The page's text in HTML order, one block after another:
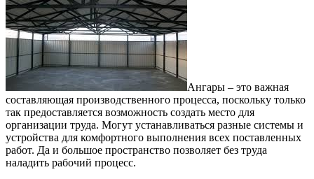
Ангары – это важная
составляющая производственного процесса, поскольку только
так предоставляется возможность создать место для
организации труда. Могут устанавливаться разные системы и
устройства для комфортного выполнения всех поставленных
работ. Да и большое пространство позволяет без труда
наладить рабочий процесс.